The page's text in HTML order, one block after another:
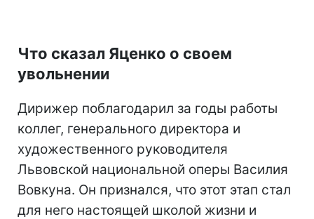
Что сказал Яценко о своем
увольнении
Дирижер поблагодарил за годы работы
коллег, генерального директора и
художественного руководителя
Львовской национальной оперы Василия
Вовкуна. Он признался, что этот этап стал
для него настоящей школой жизни и